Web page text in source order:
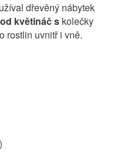
dřevěný nábytek
květináč s kolečky
rostlin uvnitř i vně.